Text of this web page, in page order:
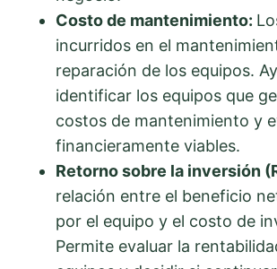
Costo de mantenimiento:
incurridos en el
reparación de los equipos.
identificar los equipos que
costos de mantenimiento y
financieramente viables.
Retorno sobre la inversión
relación entre el beneficio
por el equipo y el costo de
Permite evaluar la